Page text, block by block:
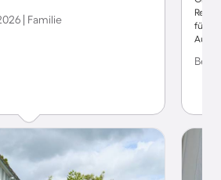
| Familie
für
Rad -